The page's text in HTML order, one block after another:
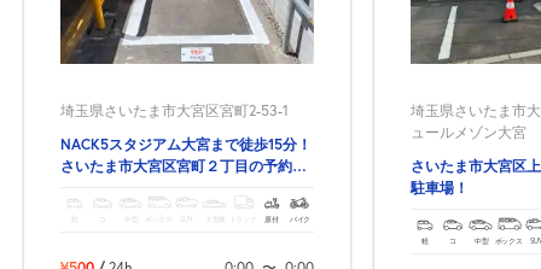
埼玉県さいたま市大宮区宮町2-53-1
NACK5スタジアム大宮まで徒歩15分！
さいたま市大宮区宮町２丁目の予約駐
ボックス SUV トラック 原付 バイク
埼玉県さいたま市
ュールメゾン大宮
さいたま市大宮区
駐車場！
軽 コ 中型 ボックス